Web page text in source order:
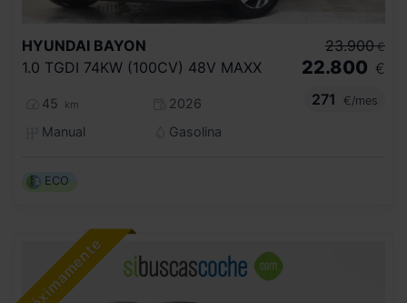
HYUNDAI BAYON
1.0 TGDI 74KW (100CV) 48V MAXX
45 km
2026
Manual
Gasolina
23.900 €
22.800 €
271
€/mes
ECO